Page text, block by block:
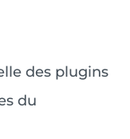
des plugins
du